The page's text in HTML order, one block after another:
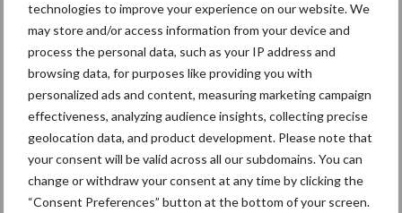
technologies to improve your experience on our website. We
may store and/or access information from your device and
process the personal data, such as your IP address and
browsing data, for purposes like providing you with
personalized ads and content, measuring marketing campaign
effectiveness, analyzing audience insights, collecting precise
geolocation data, and product development. Please note that
your consent will be valid across all our subdomains. You can
change or withdraw your consent at any time by clicking the
“Consent Preferences” button at the bottom of your screen.
EU-pluimveesector groeit
door, maar tempo vlakt af
Themapagina's